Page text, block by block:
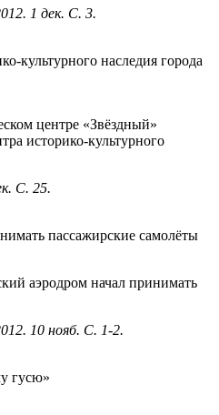
1 дек. С. 3.
культурного наследия города
центре «Звёздный»
историко-культурного
С. 25.
пассажирские самолёты
аэродром начал принимать
10 нояб. С. 1-2.
гусю»